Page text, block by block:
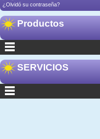
¿Olvidó su contraseña?
Productos
SERVICIOS